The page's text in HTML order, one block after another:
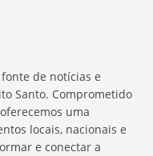
de notícias e
Santo. Comprometido
uma
locais, nacionais e
e conectar a